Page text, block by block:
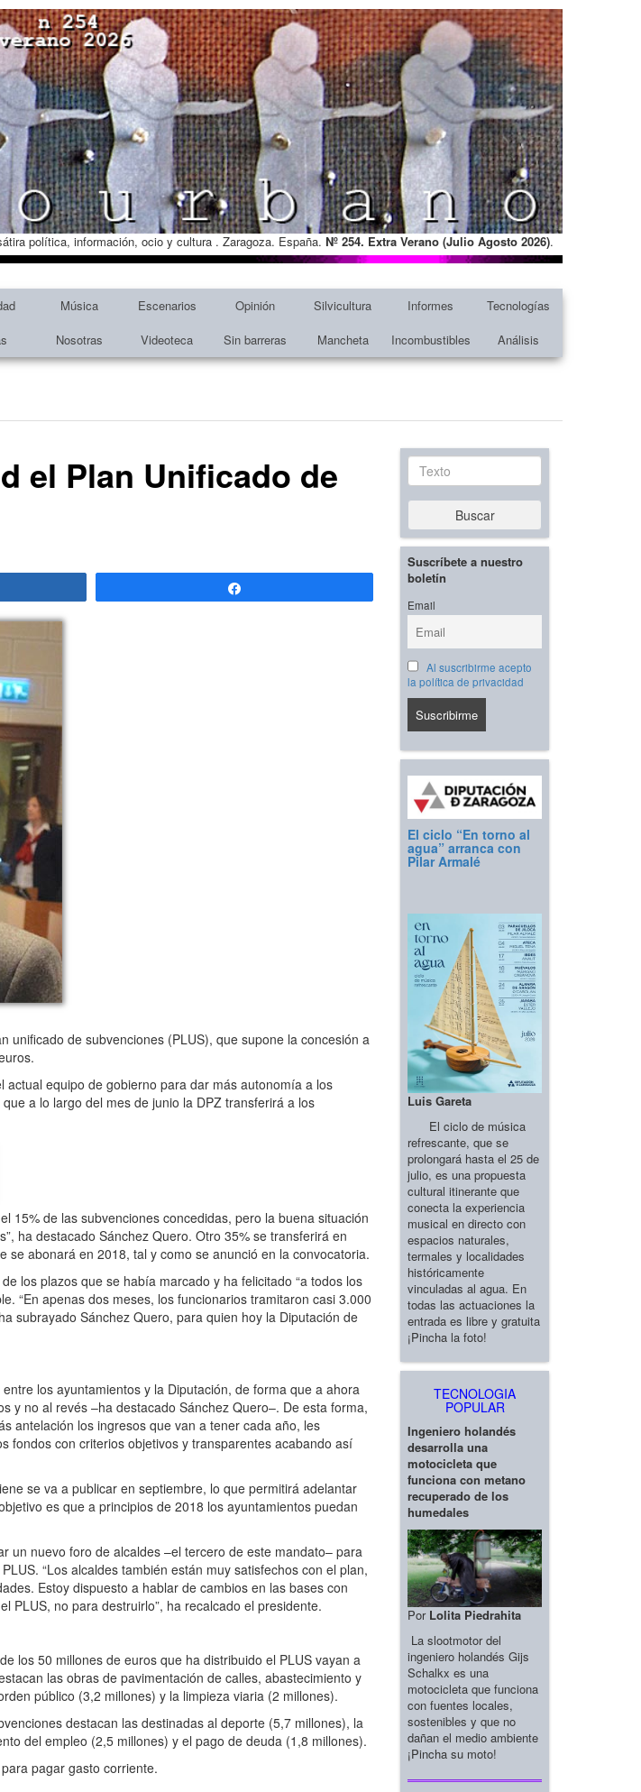
política, información, ocio y cultura . Zaragoza. España. Nº 254. Extra Verano (Julio Agosto 2026).
Música Escenarios Opinión Silvicultura Informes
Tecnologías
Nosotras Videoteca Sin barreras Mancheta Incombustibles Análisis
el Plan Unificado de
de subvenciones (PLUS), que supone la concesión a
equipo de gobierno para dar más autonomía a los
a lo largo del mes de junio la DPZ transferirá a los
15% de las subvenciones concedidas, pero la buena situación
ha destacado Sánchez Quero. Otro 35% se transferirá en
abonará en 2018, tal y como se anunció en la convocatoria.
los plazos que se había marcado y ha felicitado “a todos los
“En apenas dos meses, los funcionarios tramitaron casi 3.000
subrayado Sánchez Quero, para quien hoy la Diputación de
los ayuntamientos y la Diputación, de forma que a ahora
y no al revés –ha destacado Sánchez Quero–. De esta forma,
antelación los ingresos que van a tener cada año, les
fondos con criterios objetivos y transparentes acabando así
se va a publicar en septiembre, lo que permitirá adelantar
es que a principios de 2018 los ayuntamientos puedan
un nuevo foro de alcaldes –el tercero de este mandato– para
“Los alcaldes también están muy satisfechos con el plan,
Estoy dispuesto a hablar de cambios en las bases con
PLUS, no para destruirlo”, ha recalcado el presidente.
los 50 millones de euros que ha distribuido el PLUS vayan a
las obras de pavimentación de calles, abastecimiento y
público (3,2 millones) y la limpieza viaria (2 millones).
destacan las destinadas al deporte (5,7 millones), la
del empleo (2,5 millones) y el pago de deuda (1,8 millones).
pagar gasto corriente.
Texto
Buscar
Suscríbete a nuestro
boletín
Email
Al suscribirme acepto
la política de privacidad
El ciclo “En torno al
agua” arranca con
Pilar Armalé
Luis Gareta
El ciclo de música
refrescante, que se
prolongará hasta el 25 de
julio, es una propuesta
cultural itinerante que
conecta la experiencia
musical en directo con
espacios naturales,
termales y localidades
históricamente
vinculadas al agua. En
todas las actuaciones la
entrada es libre y gratuita
¡Pincha la foto!
TECNOLOGIA
POPULAR
Ingeniero holandés
desarrolla una
motocicleta que
funciona con metano
recuperado de los
humedales
Por Lolita Piedrahita
La slootmotor del
ingeniero holandés Gijs
Schalkx es una
motocicleta que funciona
con fuentes locales,
sostenibles y que no
dañan el medio ambiente
¡Pincha su moto!